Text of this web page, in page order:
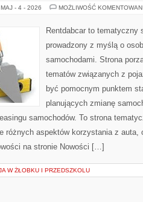
MAJ - 4 - 2026 MOŻLIWOŚĆ
Rentdabcar to tematyczny
prowadzony z myślą o
samochodami. Strona
tematów związanych z
być pomocnym punktem
planujących zmianę
samochodów. To strona
różnych aspektów korzystania z auta,
na stronie Nowości […]
W ŻŁOBKU I PRZEDSZKOLU